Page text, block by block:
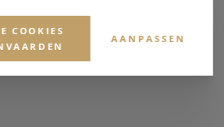
muntgeld en kleine items
voor visitekaartjes en bonnetjes
COOKIES
AANPASSEN